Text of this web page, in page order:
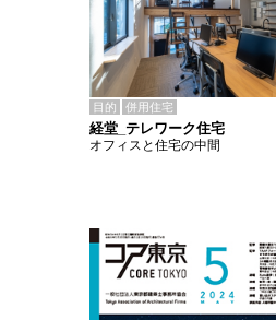
目的 併用住宅
経堂_テレワーク住宅
オフィスと住宅の中間